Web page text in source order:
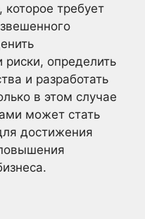
которое требует
определить
и разработать
в этом случае
может стать
достижения